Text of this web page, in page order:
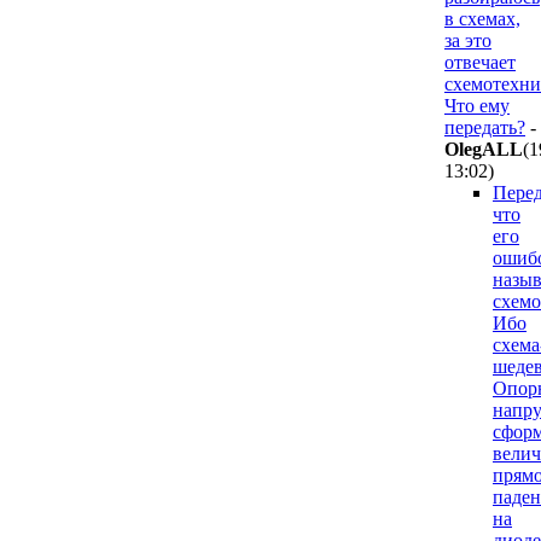
в схемах,
за это
отвечает
Что ему
передать? -
OlegALL
13:02)
что
его
Ибо
на